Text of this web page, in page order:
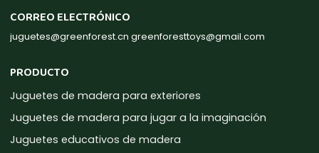
CORREO ELECTRÓNICO
juguetes@greenforest.cn greenforesttoys@gmail.com
PRODUCTO
Juguetes de madera para exteriores
Juguetes de madera para jugar a la imaginación
Juguetes educativos de madera